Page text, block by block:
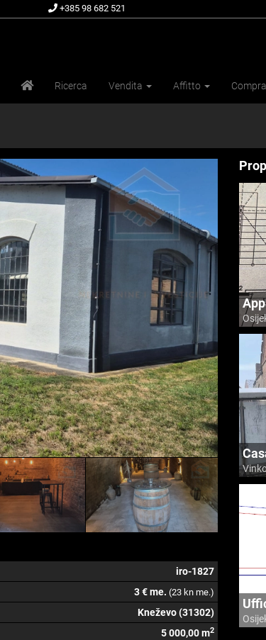
+385 98 682 521
Ricerca Vendita Affitto
iro-1827
3 € me. (23 kn me.)
Kneževo (31302)
5 000,00 m2